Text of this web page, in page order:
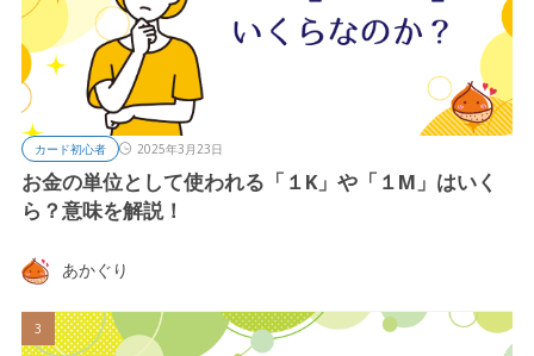
カード初心者 2025年3月23日
お金の単位として使われる「１K」や「１M」はいく
ら？意味を解説！
あかぐり